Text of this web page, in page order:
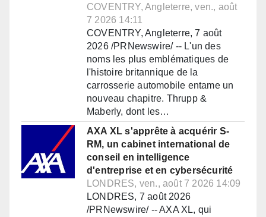
COVENTRY, Angleterre, ven., août
7 2026 14:11
COVENTRY, Angleterre, 7 août
2026 /PRNewswire/ -- L'un des
noms les plus emblématiques de
l'histoire britannique de la
carrosserie automobile entame un
nouveau chapitre. Thrupp &
Maberly, dont les…
AXA XL s'apprête à acquérir S-
RM, un cabinet international de
conseil en intelligence
d'entreprise et en cybersécurité
LONDRES, ven., août 7 2026 14:09
LONDRES, 7 août 2026
/PRNewswire/ -- AXA XL, qui